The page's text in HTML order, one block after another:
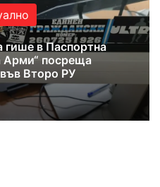
гише в Паспортна
Арми“ посреща
Второ РУ